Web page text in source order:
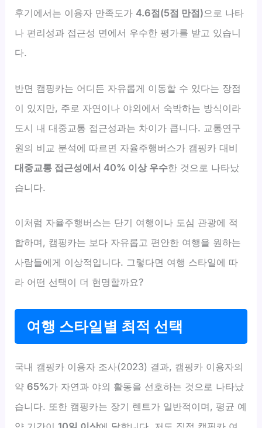
후기에서는 이용자 만족도가 4.6점(5점 만점)으로 나타
나 편리성과 접근성 면에서 우수한 평가를 받고 있습니
다.
반면 캠핑카는 어디든 자유롭게 이동할 수 있다는 장점
이 있지만, 주로 자연이나 야외에서 숙박하는 방식이라
도시 내 대중교통 접근성과는 차이가 큽니다. 교통연구
원의 비교 분석에 따르면 자율주행버스가 캠핑카 대비
대중교통 접근성에서 40% 이상 우수한 것으로 나타났
습니다.
이처럼 자율주행버스는 단기 여행이나 도심 관광에 적
합하며, 캠핑카는 보다 자유롭고 편안한 여행을 원하는
사람들에게 이상적입니다. 그렇다면 여행 스타일에 따
라 어떤 선택이 더 현명할까요?
여행 스타일별 최적 선택
국내 캠핑카 이용자 조사(2023) 결과, 캠핑카 이용자의
약 65%가 자연과 야외 활동을 선호하는 것으로 나타났
습니다. 또한 캠핑카는 장기 렌트가 일반적이며, 평균 예